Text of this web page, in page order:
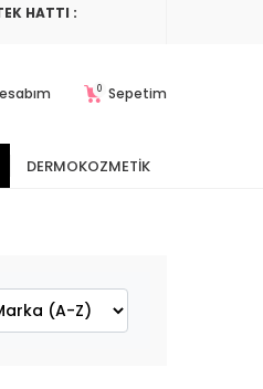
HATTI :
0 Sepetim
DERMOKOZMETIK